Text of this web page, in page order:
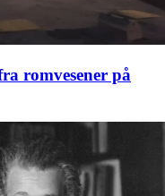
romvesener på